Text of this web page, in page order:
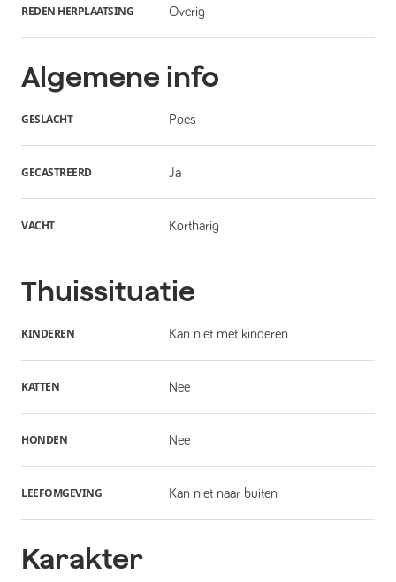
REDEN HERPLAATSING Overig
Algemene info
GESLACHT Poes
GECASTREERD Ja
VACHT Kortharig
Thuissituatie
KINDEREN Kan niet met kinderen
KATTEN Nee
HONDEN Nee
LEEFOMGEVING Kan niet naar buiten
Karakter